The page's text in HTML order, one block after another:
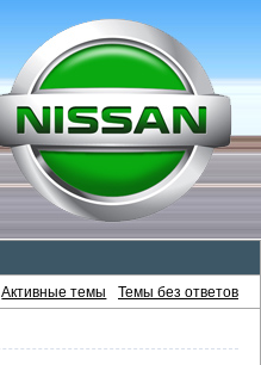
Активные темы Темы без ответов